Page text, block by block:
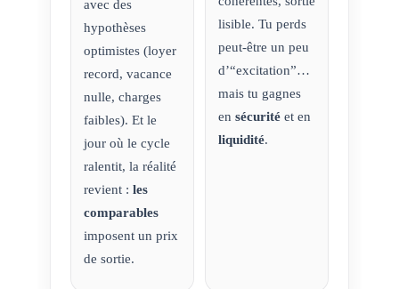
avec des
hypothèses
optimistes (loyer
record, vacance
nulle, charges
faibles). Et le
jour où le cycle
ralentit, la réalité
revient : les
comparables
imposent un prix
de sortie.
lisible. Tu perds
peut-être un peu
d’“excitation”…
mais tu gagnes
en sécurité et en
liquidité.